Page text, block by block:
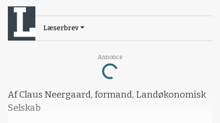
Annonce
Loading...
Læserbrev
Af Claus Neergaard, formand, Landøkonomisk
Selskab